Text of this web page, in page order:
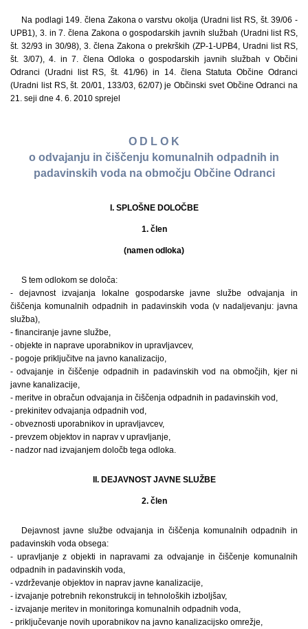
Na podlagi 149. člena Zakona o varstvu okolja (Uradni list RS, št. 39/06 -
UPB1), 3. in 7. člena Zakona o gospodarskih javnih službah (Uradni list RS,
št. 32/93 in 30/98), 3. člena Zakona o prekrških (ZP-1-UPB4, Uradni list RS,
št. 3/07), 4. in 7. člena Odloka o gospodarskih javnih službah v Občini
Odranci (Uradni list RS, št. 41/96) in 14. člena Statuta Občine Odranci
(Uradni list RS, št. 20/01, 133/03, 62/07) je Občinski svet Občine Odranci na
21. seji dne 4. 6. 2010 sprejel
O D L O K
o odvajanju in čiščenju komunalnih odpadnih in
padavinskih voda na območju Občine Odranci
I. SPLOŠNE DOLOČBE
1. člen
(namen odloka)
S tem odlokom se določa:
- dejavnost izvajanja lokalne gospodarske javne službe odvajanja in
čiščenja komunalnih odpadnih in padavinskih voda (v nadaljevanju: javna
služba),
- financiranje javne službe,
- objekte in naprave uporabnikov in upravljavcev,
- pogoje priključitve na javno kanalizacijo,
- odvajanje in čiščenje odpadnih in padavinskih vod na območjih, kjer ni
javne kanalizacije,
- meritve in obračun odvajanja in čiščenja odpadnih in padavinskih vod,
- prekinitev odvajanja odpadnih vod,
- obveznosti uporabnikov in upravljavcev,
- prevzem objektov in naprav v upravljanje,
- nadzor nad izvajanjem določb tega odloka.
II. DEJAVNOST JAVNE SLUŽBE
2. člen
Dejavnost javne službe odvajanja in čiščenja komunalnih odpadnih in
padavinskih voda obsega:
- upravljanje z objekti in napravami za odvajanje in čiščenje komunalnih
odpadnih in padavinskih voda,
- vzdrževanje objektov in naprav javne kanalizacije,
- izvajanje potrebnih rekonstrukcij in tehnoloških izboljšav,
- izvajanje meritev in monitoringa komunalnih odpadnih voda,
- priključevanje novih uporabnikov na javno kanalizacijsko omrežje,